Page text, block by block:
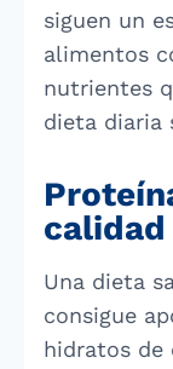
siguen un
alimentos
nutrientes
dieta diaria
Una dieta
consigue
hidratos de